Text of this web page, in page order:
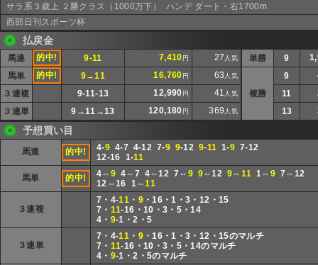
サラ系３歳上 ２勝クラス（1000万下） ハンデ ダート・右1700m
西部日刊スポーツ杯
払戻金
馬連 的中! 9-11 7,410 円 27 人気
馬単 的中! 9→11 16,760 円 63 人気
３連複 9-11-13 12,990 円 41 人気
３連単 9→11→13 120,180 円 369 人気
単勝 9
複勝
9
11
13
予想買い目
馬連 的中! 4-9 4-7 4-12 7-9 9-12 9-11 1-9 7-12
12-16 1-11
馬単 的中! 4⇔ 9 4⇔7 4⇔12 7⇔ 9 9⇔12 9⇔ 11 1⇔ 9 7⇔12
12⇔16 1⇔11
３連複
7・4-11 ・ 9・16・1・3・12・15
7・ 11-16・10・3・5・14
4・ 9-1・2・5
３連単
7・4-11 ・ 9・16・1・3・12・15のマルチ
7・ 11-16・10・3・5・14のマルチ
4・ 9-1・2・5のマルチ